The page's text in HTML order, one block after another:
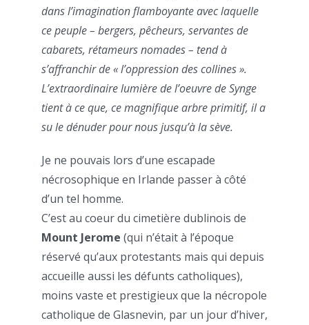
dans l’imagination flamboyante avec laquelle
ce peuple – bergers, pêcheurs, servantes de
cabarets, rétameurs nomades – tend à
s’affranchir de « l’oppression des collines ».
L’extraordinaire lumière de l’oeuvre de Synge
tient à ce que, ce magnifique arbre primitif, il a
su le dénuder pour nous jusqu’à la sève.
Je ne pouvais lors d’une escapade
nécrosophique en Irlande passer à côté
d’un tel homme.
C’est au coeur du cimetière dublinois de
Mount Jerome (qui n’était à l’époque
réservé qu’aux protestants mais qui depuis
accueille aussi les défunts catholiques),
moins vaste et prestigieux que la nécropole
catholique de Glasnevin, par un jour d’hiver,